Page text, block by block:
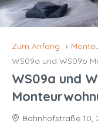
Zum Anfang
WS09a und WS09b
WS09a und
Bahnhofstraße 10,